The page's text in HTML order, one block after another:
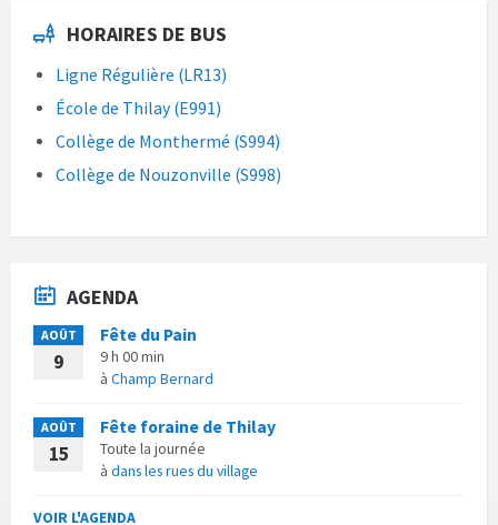
HORAIRES DE BUS
Ligne Régulière (LR13)
École de Thilay (E991)
Collège de Monthermé (S994)
Collège de Nouzonville (S998)
AGENDA
AOÛT
9
Fête du Pain
9 h 00 min
à Champ Bernard
AOÛT
15
Fête foraine de Thilay
Toute la journée
à dans les rues du village
VOIR L'AGENDA